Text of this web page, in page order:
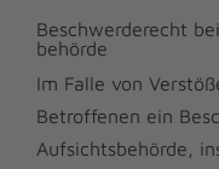
Beschwerde­recht
behörde
Im Falle von
Betroffenen ein
Aufsichtsbehörde,